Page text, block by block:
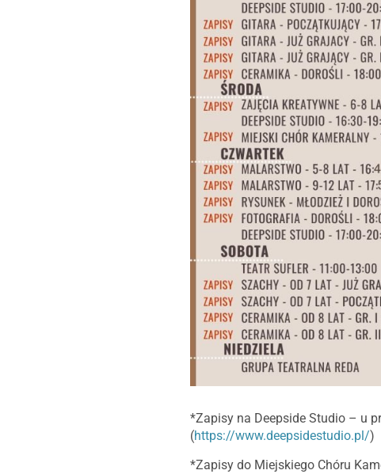
*Zapisy na Deepside Studio – u
(https://www.deepsidestudio.pl/)
*Zapisy do Miejskiego Chóru